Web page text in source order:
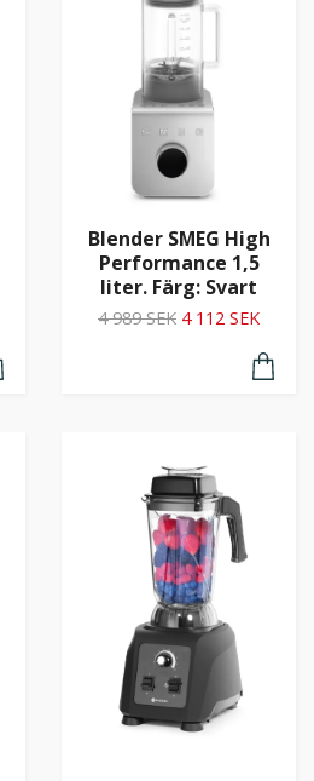
Blender SMEG High
Performance 1,5
liter. Färg: Svart
4 989 SEK 4 112 SEK